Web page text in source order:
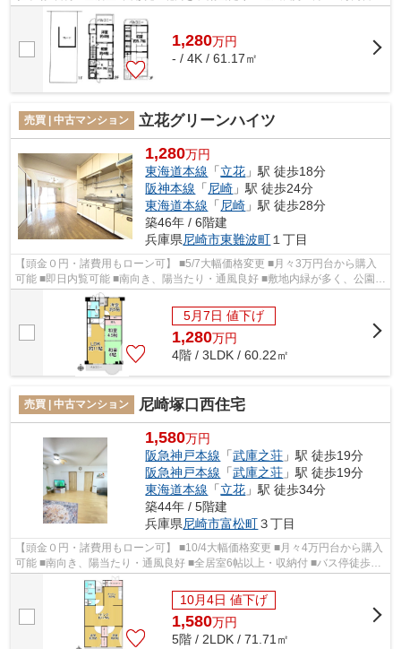
ら購入可能 ■即日内覧可能 ■2駅利...
1,280万円
- / 4K / 61.17㎡
売買 | 中古マンション 立花グリーンハイツ
1,280万円
東海道本線 「立花 」駅 徒歩18分
阪神本線 「尼崎 」駅 徒歩24分
東海道本線 「尼崎 」駅 徒歩28分
築46年 / 6階建
兵庫県尼崎市東難波町１丁目
【頭金０円・諸費用もローン可】 ■5/7大幅価格変更 ■月々3万円台から購入
可能 ■即日内覧可能 ■南向き、陽当たり・通風良好 ■敷地内緑が多く、公園・
遊具有り ■大林組・銭高組施工、全...
5月7日 値下げ
1,280万円
4階 / 3LDK / 60.22㎡
売買 | 中古マンション 尼崎塚口西住宅
1,580万円
阪急神戸本線 「武庫之荘 」駅 徒歩19分
阪急神戸本線 「武庫之荘 」駅 徒歩19分
東海道本線 「立花 」駅 徒歩34分
築44年 / 5階建
兵庫県尼崎市富松町３丁目
【頭金０円・諸費用もローン可】 ■10/4大幅価格変更 ■月々4万円台から購入
可能 ■南向き、陽当たり・通風良好 ■全居室6帖以上・収納付 ■バス停徒歩4
分 ■玄関横にサービスヤード(多目...
10月4日 値下げ
1,580万円
5階 / 2LDK / 71.71㎡